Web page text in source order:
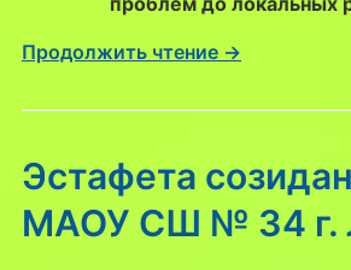
Продолжить чтение →
Эстафета
МАОУ СШ № 34 г.